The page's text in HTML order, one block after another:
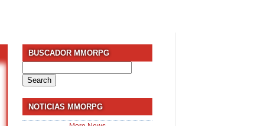
BUSCADOR MMORPG
for:
NOTICIAS MMORPG